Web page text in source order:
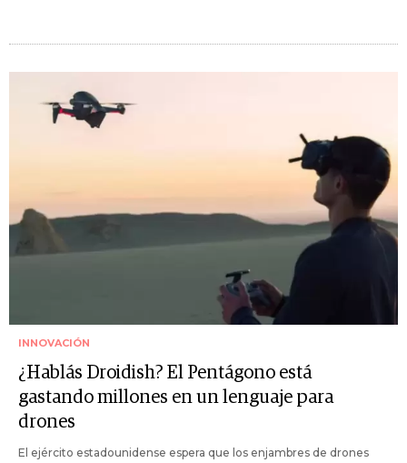
INNOVACIÓN
¿Hablás Droidish? El Pentágono está
gastando millones en un lenguaje para
drones
El ejército estadounidense espera que los enjambres de drones